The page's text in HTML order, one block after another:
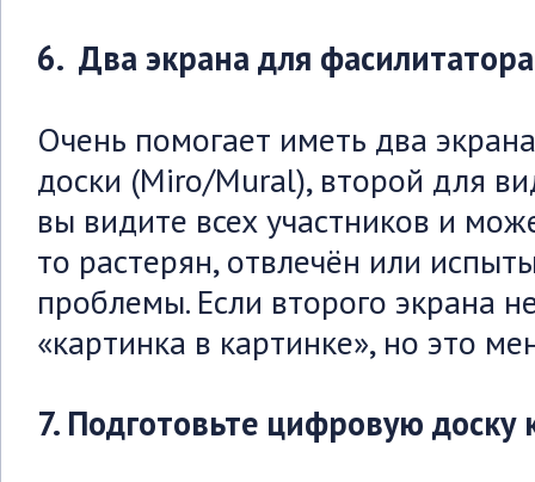
6. Два экрана для фасилитатора
Очень помогает иметь два
доски (Miro/Mural), второй для
вы видите всех участников и
то растерян, отвлечён или
проблемы. Если второго экрана
«картинка в картинке», но это
7. Подготовьте цифровую